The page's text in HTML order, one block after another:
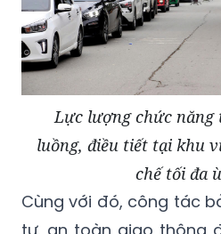
Lực lượng chức năng
luồng, điều tiết tại khu
chế tối đa
Cùng với đó, công tác